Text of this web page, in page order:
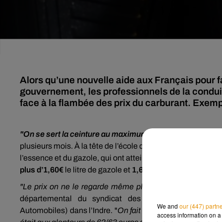
Alors qu’une nouvelle aide aux Français pour
gouvernement, les professionnels de la
face à la flambée des prix du carburant.
"On se sert la ceinture au maximum"…
plusieurs mois. À la tête de l’école de conduite A2G à
l’essence et du gazole, qui ont atteint
plus d’1,60€ le litre de gazole et 1,68€
"Le prix on ne le regarde même plus, on le voit sur le
départemental du syndicat des professionnels de
Automobiles) dans l’Indre. "On fait un plein tous les 4
We and our (447)
access information on